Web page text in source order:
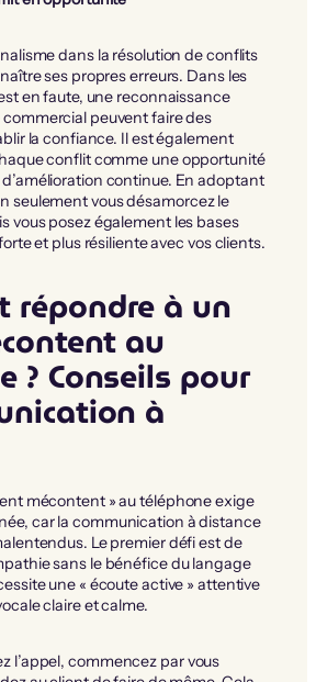
dans la résolution de conflits
ses propres erreurs. Dans les
en faute, une reconnaissance
peuvent faire des
la confiance. Il est également
conflit comme une opportunité
continue. En adoptant
seulement vous désamorcez le
vous posez également les bases
et plus résiliente avec vos clients.
répondre à un
au
? Conseils pour
à
mécontent » au téléphone exige
car la communication à distance
Le premier défi est de
sans le bénéfice du langage
une « écoute active » attentive
claire et calme.
l’appel, commencez par vous